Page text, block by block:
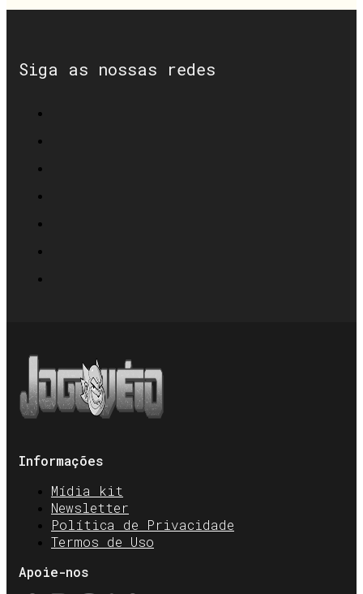
Siga as nossas redes
Informações
Mídia kit
Newsletter
Política de Privacidade
Termos de Uso
Apoie-nos